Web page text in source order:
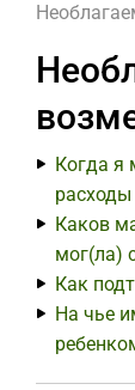
Когда я
расходы
Каков
мог(ла)
Как
На чье